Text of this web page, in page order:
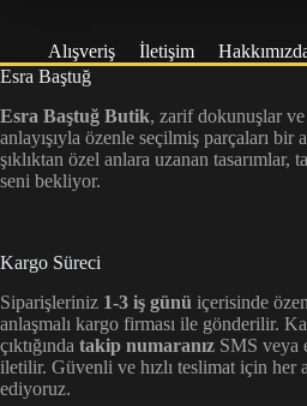
Alışveriş İletişim
Esra Baştuğ
Esra Baştuğ Butik, zarif dokunuşlar
anlayışıyla özenle seçilmiş parçaları
şıklıktan özel anlara uzanan tasarımlar,
seni bekliyor.
Kargo Süreci
Siparişleriniz 1-3 iş günü içerisinde
anlaşmalı kargo firması ile gönderilir.
çıktığında takip numaranız SMS veya
iletilir. Güvenli ve hızlı teslimat için her
ediyoruz.